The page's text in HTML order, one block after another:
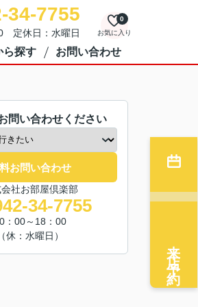
34-7755
定休日：水曜日 お気に入り
0
ら探す お問い合わせ
問い合わせください
お問い合わせ
社お部屋倶楽部
34-7755
：00～18：00
（休：水曜日）
来店予約